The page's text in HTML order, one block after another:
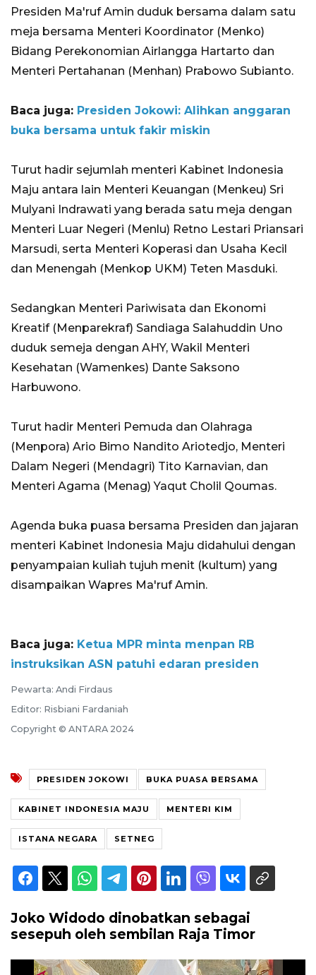
Presiden Ma'ruf Amin duduk bersama dalam satu
meja bersama Menteri Koordinator (Menko)
Bidang Perekonomian Airlangga Hartarto dan
Menteri Pertahanan (Menhan) Prabowo Subianto.
Baca juga: Presiden Jokowi: Alihkan anggaran
buka bersama untuk fakir miskin
Turut hadir sejumlah menteri Kabinet Indonesia
Maju antara lain Menteri Keuangan (Menkeu) Sri
Mulyani Indrawati yang berada satu meja dengan
Menteri Luar Negeri (Menlu) Retno Lestari Priansari
Marsudi, serta Menteri Koperasi dan Usaha Kecil
dan Menengah (Menkop UKM) Teten Masduki.
Sedangkan Menteri Pariwisata dan Ekonomi
Kreatif (Menparekraf) Sandiaga Salahuddin Uno
duduk semeja dengan AHY, Wakil Menteri
Kesehatan (Wamenkes) Dante Saksono
Harbuwono.
Turut hadir Menteri Pemuda dan Olahraga
(Menpora) Ario Bimo Nandito Ariotedjo, Menteri
Dalam Negeri (Mendagri) Tito Karnavian, dan
Menteri Agama (Menag) Yaqut Cholil Qoumas.
Agenda buka puasa bersama Presiden dan jajaran
menteri Kabinet Indonesia Maju didahului dengan
penyampaian kuliah tujuh menit (kultum) yang
disampaikan Wapres Ma'ruf Amin.
Baca juga: Ketua MPR minta menpan RB
instruksikan ASN patuhi edaran presiden
Pewarta: Andi Firdaus
Editor: Risbiani Fardaniah
Copyright © ANTARA 2024
PRESIDEN JOKOWI BUKA PUASA BERSAMA
KABINET INDONESIA MAJU MENTERI KIM
ISTANA NEGARA SETNEG
Joko Widodo dinobatkan sebagai
sesepuh oleh sembilan Raja Timor